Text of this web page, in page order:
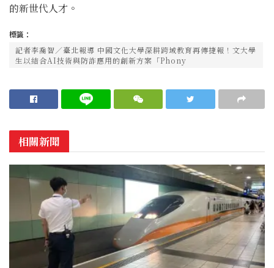
的新世代人才。
標籤：
記者李喬智／臺北報導 中國文化大學深耕跨域教育再傳捷報！文大學
生以結合AI技術與防詐應用的創新方案「Phony
相關新聞